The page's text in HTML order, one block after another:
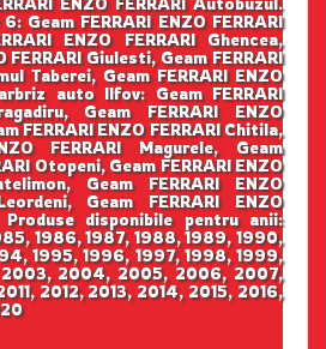
ENZO FERRARI Autobuzul.
Geam FERRARI ENZO FERRARI
ENZO FERRARI Ghencea,
FERRARI Giulesti, Geam FERRARI
Taberei, Geam FERRARI ENZO
auto Ilfov: Geam FERRARI
Geam FERRARI ENZO
FERRARI ENZO FERRARI Chitila,
FERRARI Magurele, Geam
Otopeni, Geam FERRARI ENZO
Geam FERRARI ENZO
Geam FERRARI ENZO
Produse disponibile pentru anii:
1986, 1987, 1988, 1989, 1990,
1995, 1996, 1997, 1998, 1999,
2004, 2005, 2006, 2007,
2012, 2013, 2014, 2015, 2016,